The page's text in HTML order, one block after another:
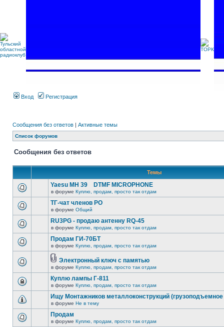
Вход Регистрация
Сообщения без ответов | Активные темы
Список форумов
Сообщения без ответов
Темы
Yaesu MH 39 DTMF MICROPHONE
в форуме Куплю, продам, просто так отдам
ТГ-чат членов РО
в форуме Общий
RU3PG - продаю антенну RQ-45
в форуме Куплю, продам, просто так отдам
Продам ГИ-70БТ
в форуме Куплю, продам, просто так отдам
Электронный ключ с памятью
в форуме Куплю, продам, просто так отдам
Куплю лампы Г-811
в форуме Куплю, продам, просто так отдам
Ищу Монтажников металлоконструкций
в форуме Не в тему
Продам
в форуме Куплю, продам, просто так отдам